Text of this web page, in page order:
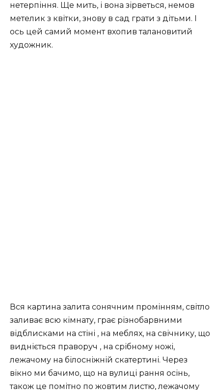
нетерпіння. Ще мить, і вона зірветься, немов
метелик з квітки, знову в сад грати з дітьми. І
ось цей самий момент вхопив талановитий
художник.
Вся картина залита сонячним промінням, світло
заливає всю кімнату, грає різнобарвними
відблисками на стіні , на меблях, на свічнику, що
видніється праворуч , на срібному ножі,
лежачому на білосніжній скатертині. Через
вікно ми бачимо, що на вулиці рання осінь,
також це помітно по жовтим листю, лежачому